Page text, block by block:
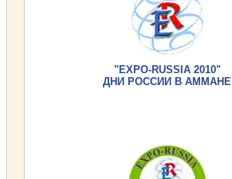
"EXPO-RUSSIA 2010"
ДНИ РОССИИ В АММАНЕ